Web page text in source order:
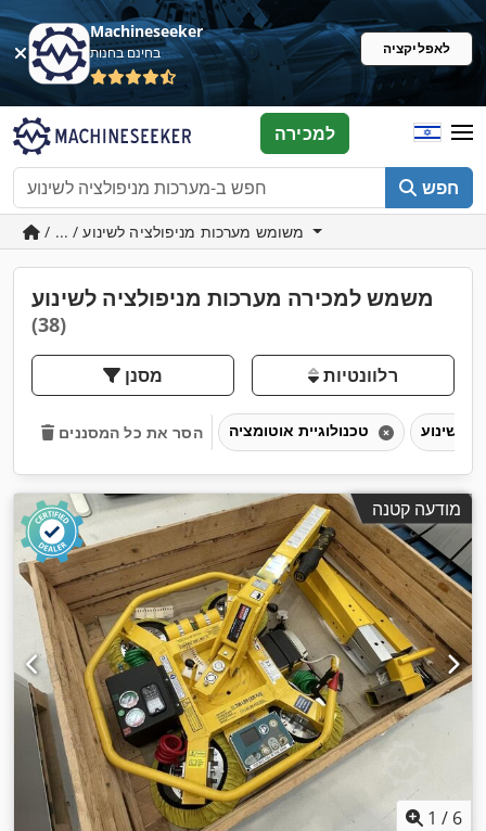
Machineseeker
בחינם בחנות לאפליקציה
חפש
למכירה
משמש למכירה מערכות מניפולציה לשינוע
(38)
מסנן רלוונטיות
הסר את כל המסננים
מודעה קטנה
1 / 6